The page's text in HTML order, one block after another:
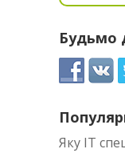
Будьмо
Яку IT